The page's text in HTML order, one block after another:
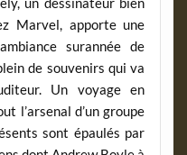
Marvel, apporte une
surannée de
de souvenirs qui va
Un voyage en
l’arsenal d’un groupe
sont épaulés par